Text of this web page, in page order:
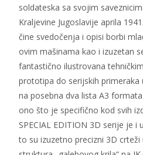
soldateska sa svojim
Kraljevine Jugoslavije aprila
čine svedočenja i opisi borbi
ovim mašinama kao i izuzetan
fantastično ilustrovana
prototipa do serijskih primeraka
na posebna dva lista A3
ono što je specifično kod svih
SPECIAL EDITION 3D serije je
to su izuzetno precizni 3D